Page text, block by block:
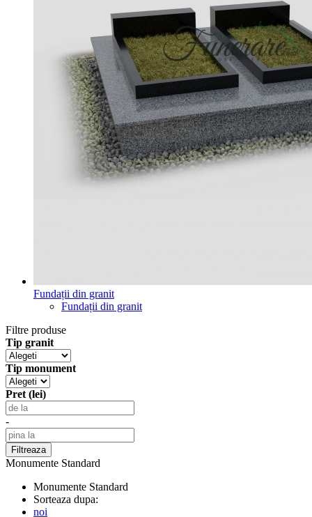
Fundații din granit
Fundații din granit
Filtre produse
Tip granit
Tip monument
Pret (lei)
-
Monumente Standard
Monumente Standard
Sorteaza dupa:
noi